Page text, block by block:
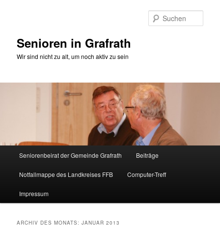
Senioren in Grafrath
Wir sind nicht zu alt, um noch aktiv zu sein
Seniorenbeirat der Gemeinde Grafrath Beiträge
Notfallmappe des Landkreises FFB Computer-Treff
Impressum
ARCHIV DES MONATS:JANUAR 2013